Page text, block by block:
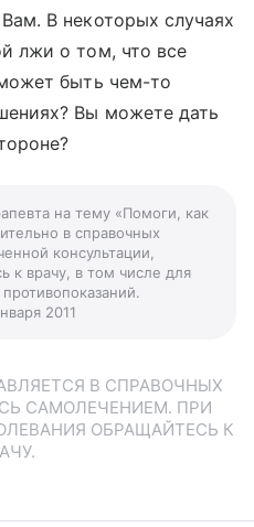
В некоторых случаях
лжи о том, что все
быть чем-то
Вы можете дать
на тему «Помоги, как
в справочных
консультации,
к врачу, в том числе для
2011
В СПРАВОЧНЫХ
САМОЛЕЧЕНИЕМ. ПРИ
ОБРАЩАЙТЕСЬ К